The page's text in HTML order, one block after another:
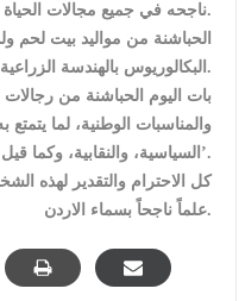
عارف
ناجحه في جميع مجالات الحياة.
البكالوريوس بالهندسة الزراعية.
بات اليوم الحباشنة من رجالات
والمناسبات الوطنية، لما
السياسية، والنقابية، وكما قيل عنه ‘قليل الكلام كثير الفعل’.
كل الاحترام والتقدير لهذه
علماً ناجحاً بسماء الاردن.